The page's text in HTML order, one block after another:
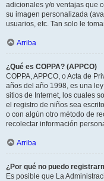
adicionales y/o ventajas que
su imagen personalizada
usuarios, etc. Tan solo le
Arriba
¿Qué es COPPA? (APPCO)
COPPA, APPCO, o Acta de
años del año 1998, es una
sitios de Internet, los cuales
el registro de niños sea
o con algún otro método de
recolectar información
Arriba
¿Por qué no puedo
Es posible que La